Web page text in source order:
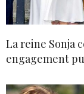
La reine Sonja
engagement